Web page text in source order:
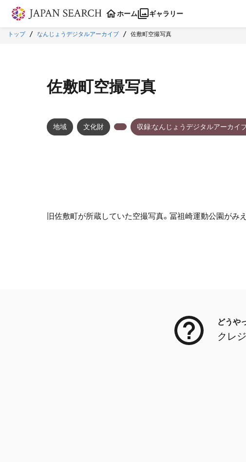
本文に飛ぶ
ホーム ギャラリー
トップ なんじょうデジタルアーカイブ 佐敷町空撮写真
佐敷町空撮写真
地域 文化財 収録:なんじょうデジタルアーカイ
旧佐敷町が所蔵していた空撮写真。冨祖崎運動公園がみえ
どうや
クレ